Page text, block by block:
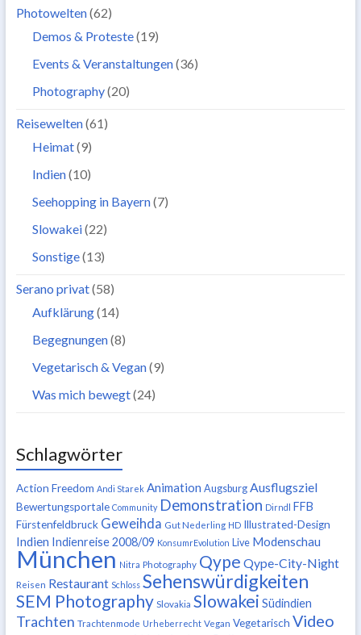
Photowelten(62)
Demos & Proteste(19)
Events & Veranstaltungen(36)
Photography(20)
Reisewelten(61)
Heimat(9)
Indien(10)
Seehopping in Bayern(7)
Slowakei(22)
Sonstige(13)
Serano privat(58)
Aufklärung(14)
Begegnungen(8)
Vegetarisch & Vegan(9)
Was mich bewegt(24)
Schlagwörter
Action Freedom Andi Starek Animation Augsburg Ausflugsziel
Bewertungsportale Community Demonstration Dirndl FFB
Fürstenfeldbruck Geweihda Gut Nederling HD Illustrated-Design
Indien Indienreise 2008/09 KonsumrEvolution Live Modenschau
München Nitra Photography Qype Qype-City-Night
Reisen Restaurant Schloss Sehenswürdigkeiten
SEM Photography Slovakia Slowakei Südindien
Trachten Trachtenmode Urheberrecht Vegan Vegetarisch Video